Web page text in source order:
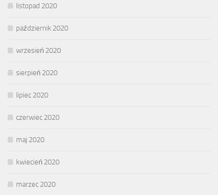
listopad 2020
październik 2020
wrzesień 2020
sierpień 2020
lipiec 2020
czerwiec 2020
maj 2020
kwiecień 2020
marzec 2020